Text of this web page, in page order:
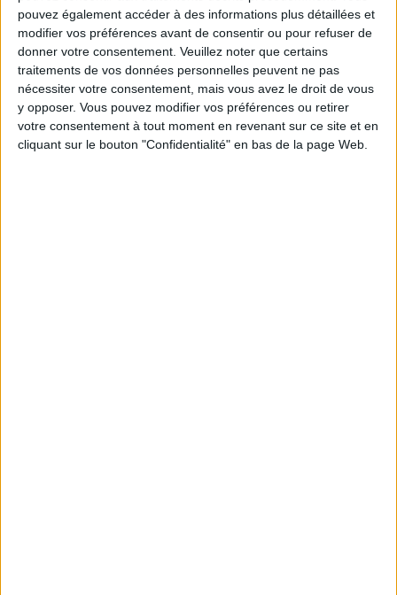
pouvez également accéder à des informations plus détaillées et
modifier vos préférences avant de consentir ou pour refuser de
donner votre consentement. Veuillez noter que certains
traitements de vos données personnelles peuvent ne pas
nécessiter votre consentement, mais vous avez le droit de vous
y opposer. Vous pouvez modifier vos préférences ou retirer
votre consentement à tout moment en revenant sur ce site et en
cliquant sur le bouton "Confidentialité" en bas de la page Web.
compris les cellules du cerveau, sont capables
d'utiliser les cétones pour au moins une partie de
leur énergie (le cerveau peut utiliser le glucose ou les
cétones pour l'énergie, il ne peut pas brûler la graisse
pour obtenir l'énergie). Mais il existe un type de
molécule cétonique appelée l'acétone qui ne peut